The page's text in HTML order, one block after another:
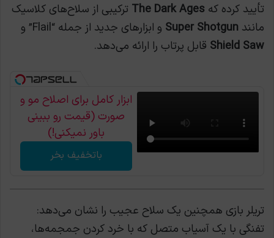
تأیید کرده که The Dark Ages ترکیبی از سلاح‌های کلاسیک
مانند Super Shotgun و ابزارهای جدید از جمله “Flail” و
Shield Saw قابل پرتاب را ارائه می‌دهد.
ابزار کامل برای اصلاح مو و
صورت (قیمت رو ببینی
باور نمیکنی!)
باتخفیف بخر
تریلر بازی همچنین یک سلاح عجیب را نشان می‌دهد:
تفنگی با یک آسیاب متصل که با خرد کردن جمجمه‌ها،